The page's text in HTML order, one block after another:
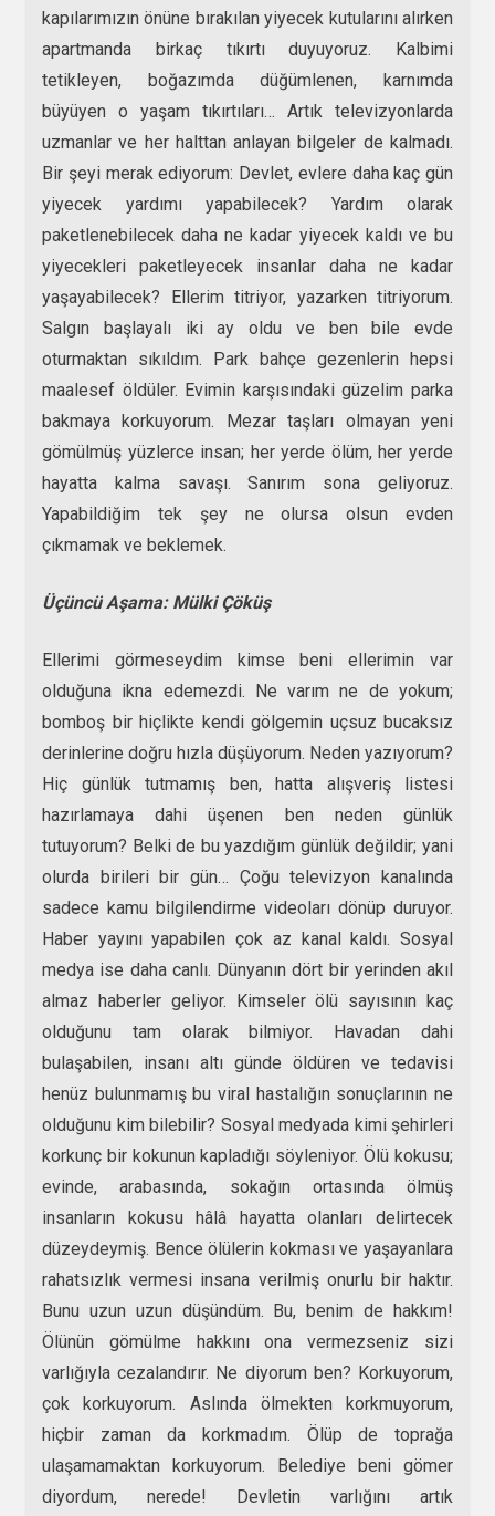
kapılarımızın önüne bırakılan yiyecek kutularını alırken
apartmanda birkaç tıkırtı duyuyoruz. Kalbimi
tetikleyen, boğazımda düğümlenen, karnımda
büyüyen o yaşam tıkırtıları… Artık televizyonlarda
uzmanlar ve her halttan anlayan bilgeler de kalmadı.
Bir şeyi merak ediyorum: Devlet, evlere daha kaç gün
yiyecek yardımı yapabilecek? Yardım olarak
paketlenebilecek daha ne kadar yiyecek kaldı ve bu
yiyecekleri paketleyecek insanlar daha ne kadar
yaşayabilecek? Ellerim titriyor, yazarken titriyorum.
Salgın başlayalı iki ay oldu ve ben bile evde
oturmaktan sıkıldım. Park bahçe gezenlerin hepsi
maalesef öldüler. Evimin karşısındaki güzelim parka
bakmaya korkuyorum. Mezar taşları olmayan yeni
gömülmüş yüzlerce insan; her yerde ölüm, her yerde
hayatta kalma savaşı. Sanırım sona geliyoruz.
Yapabildiğim tek şey ne olursa olsun evden
çıkmamak ve beklemek.
Üçüncü Aşama: Mülki Çöküş
Ellerimi görmeseydim kimse beni ellerimin var
olduğuna ikna edemezdi. Ne varım ne de yokum;
bomboş bir hiçlikte kendi gölgemin uçsuz bucaksız
derinlerine doğru hızla düşüyorum. Neden yazıyorum?
Hiç günlük tutmamış ben, hatta alışveriş listesi
hazırlamaya dahi üşenen ben neden günlük
tutuyorum? Belki de bu yazdığım günlük değildir; yani
olurda birileri bir gün… Çoğu televizyon kanalında
sadece kamu bilgilendirme videoları dönüp duruyor.
Haber yayını yapabilen çok az kanal kaldı. Sosyal
medya ise daha canlı. Dünyanın dört bir yerinden akıl
almaz haberler geliyor. Kimseler ölü sayısının kaç
olduğunu tam olarak bilmiyor. Havadan dahi
bulaşabilen, insanı altı günde öldüren ve tedavisi
henüz bulunmamış bu viral hastalığın sonuçlarının ne
olduğunu kim bilebilir? Sosyal medyada kimi şehirleri
korkunç bir kokunun kapladığı söyleniyor. Ölü kokusu;
evinde, arabasında, sokağın ortasında ölmüş
insanların kokusu hâlâ hayatta olanları delirtecek
düzeydeymiş. Bence ölülerin kokması ve yaşayanlara
rahatsızlık vermesi insana verilmiş onurlu bir haktır.
Bunu uzun uzun düşündüm. Bu, benim de hakkım!
Ölünün gömülme hakkını ona vermezseniz sizi
varlığıyla cezalandırır. Ne diyorum ben? Korkuyorum,
çok korkuyorum. Aslında ölmekten korkmuyorum,
hiçbir zaman da korkmadım. Ölüp de toprağa
ulaşamamaktan korkuyorum. Belediye beni gömer
diyordum, nerede! Devletin varlığını artık